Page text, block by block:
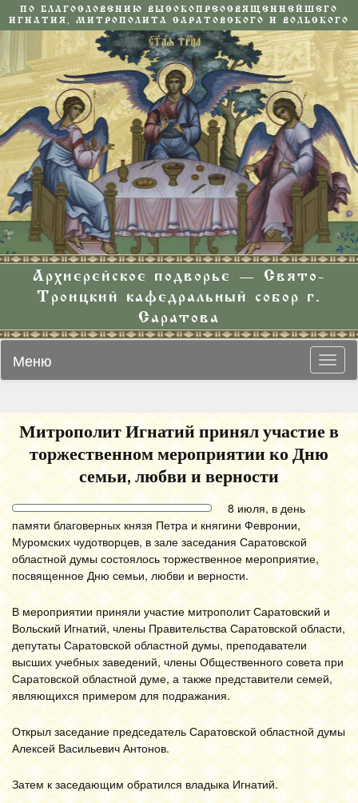
ПО БЛАГОСЛОВЕНИЮ ВЫСОКОПРЕОСВЯЩЕННЕЙШЕГО
ИГНАТИЯ, МИТРОПОЛИТА САРАТОВСКОГО И ВОЛЬСКОГО
Архиерейское подворье — Свято-
Троицкий кафедральный собор г.
Саратова
Меню
Митрополит Игнатий принял участие в
торжественном мероприятии ко Дню
семьи, любви и верности
8 июля, в день
памяти благоверных князя Петра и княгини Февронии,
Муромских чудотворцев, в зале заседания Саратовской
областной думы состоялось торжественное мероприятие,
посвященное Дню семьи, любви и верности.
В мероприятии приняли участие митрополит Саратовский и
Вольский Игнатий, члены Правительства Саратовской области,
депутаты Саратовской областной думы, преподаватели
высших учебных заведений, члены Общественного совета при
Саратовской областной думе, а также представители семей,
являющихся примером для подражания.
Открыл заседание председатель Саратовской областной думы
Алексей Васильевич Антонов.
Затем к заседающим обратился владыка Игнатий.